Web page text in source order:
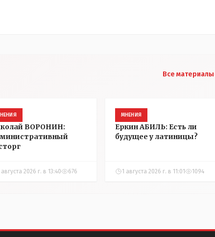
Все материалы
ВОРОНИН:
августа 2026 г. в 13:40 676
МНЕНИЯ
Еркин АБИЛЬ: Есть ли
будущее у латиницы?
1 августа 2026 г. в 11:01 1094